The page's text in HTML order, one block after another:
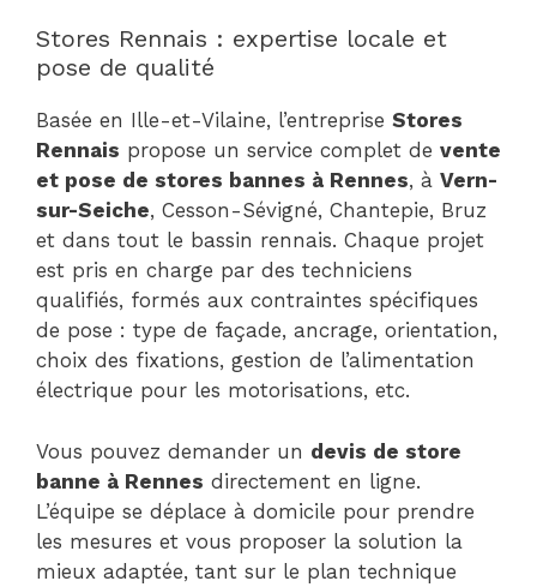
Stores Rennais : expertise locale et
pose de qualité
Basée en Ille-et-Vilaine, l’entreprise Stores
Rennais propose un service complet de vente
et pose de stores bannes à Rennes, à Vern-
sur-Seiche, Cesson-Sévigné, Chantepie, Bruz
et dans tout le bassin rennais. Chaque projet
est pris en charge par des techniciens
qualifiés, formés aux contraintes spécifiques
de pose : type de façade, ancrage, orientation,
choix des fixations, gestion de l’alimentation
électrique pour les motorisations, etc.
Vous pouvez demander un devis de store
banne à Rennes directement en ligne.
L’équipe se déplace à domicile pour prendre
les mesures et vous proposer la solution la
mieux adaptée, tant sur le plan technique